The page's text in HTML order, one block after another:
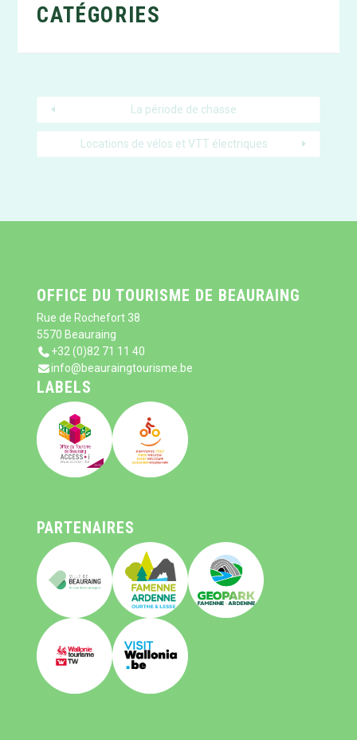
CATÉGORIES
La période de chasse
Locations de vélos et VTT électriques
OFFICE DU TOURISME DE BEAURAING
Rue de Rochefort 38
5570 Beauraing
+32 (0)82 71 11 40
info@beauraingtourisme.be
LABELS
PARTENAIRES